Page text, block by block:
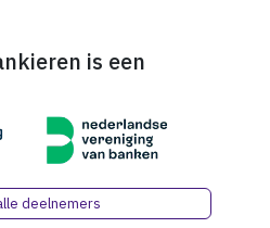
is een
deelnemers